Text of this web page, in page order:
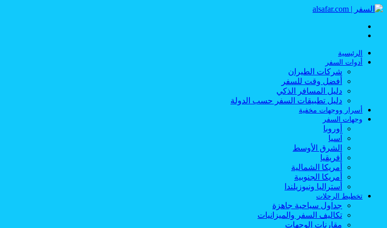
الرئيسية
أدوات السفر
شركات الطيران
أفضل وقت للسفر
دليل المسافر الذكي
دليل تطبيقات السفر حسب الدولة
أسرار ووجهات مخفية
وجهات السفر
أوروبا
آسيا
الشرق الأوسط
أفريقيا
أمريكا الشمالية
أمريكا الجنوبية
أستراليا ونيوزيلندا
تخطيط الرحلات
جداول سياحية جاهزة
تكاليف السفر والميزانيات
مقارنات الوجهات